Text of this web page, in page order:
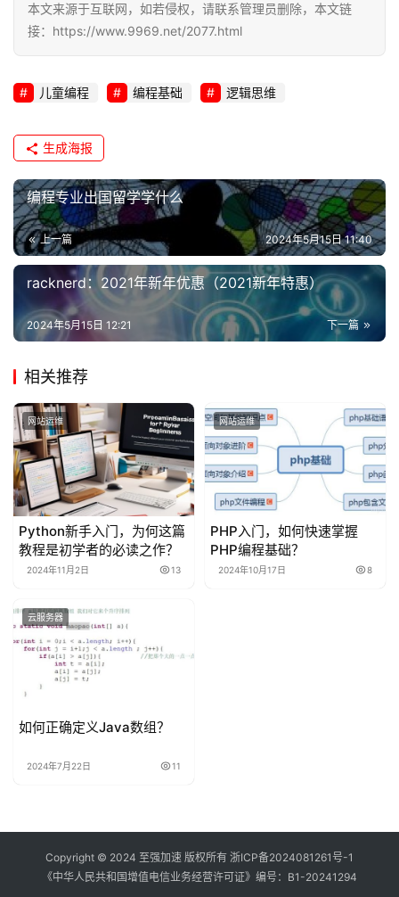
本文来源于互联网，如若侵权，请联系管理员删除，本文链
接：https://www.9969.net/2077.html
儿童编程 编程基础 逻辑思维
生成海报
编程专业出国留学学什么
上一篇 2024年5月15日 11:40
racknerd：2021年新年优惠（2021新年特惠）
下一篇
2024年5月15日 12:21
相关推荐
网站运维
Python新手入门，为何这篇
教程是初学者的必读之作？
2024年11月2日 13
网站运维
PHP入门，如何快速掌握
PHP编程基础？
2024年10月17日 8
云服务器
如何正确定义Java数组？
2024年7月22日 11
Copyright © 2024 至强加速 版权所有 浙ICP备2024081261号-1
《中华人民共和国增值电信业务经营许可证》编号： B1-20241294